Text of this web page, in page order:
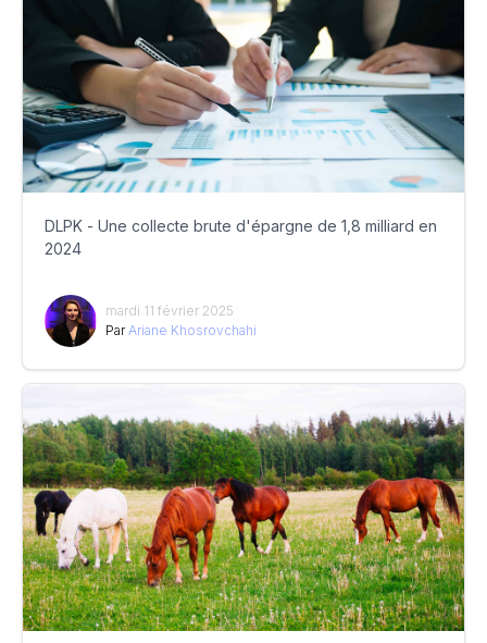
DLPK - Une collecte brute d'épargne de 1,8 milliard en
2024
mardi 11 février 2025
Par Ariane Khosrovchahi